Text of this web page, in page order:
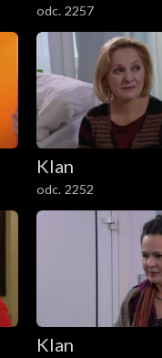
odc. 2257
Klan
odc. 2252
Klan